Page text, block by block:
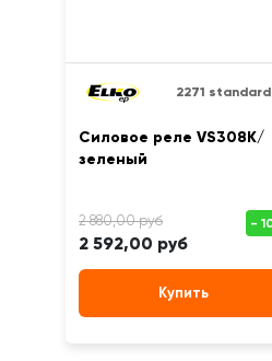
2271 standard
Силовое реле VS308K/
зеленый
2 592,00 руб
Купить